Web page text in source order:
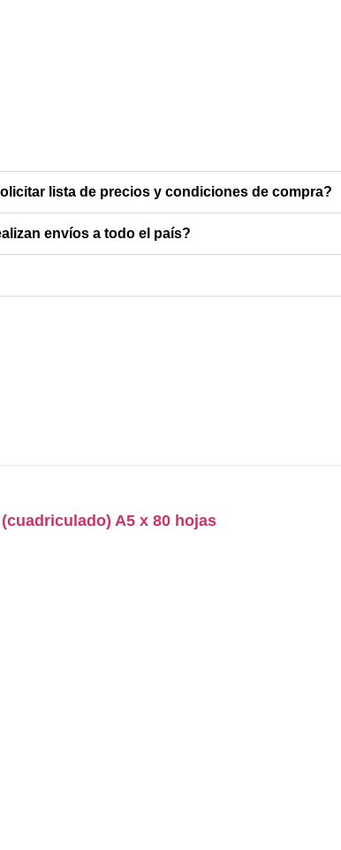
lista de precios y condiciones de compra?
envíos a todo el país?
A5 x 80 hojas